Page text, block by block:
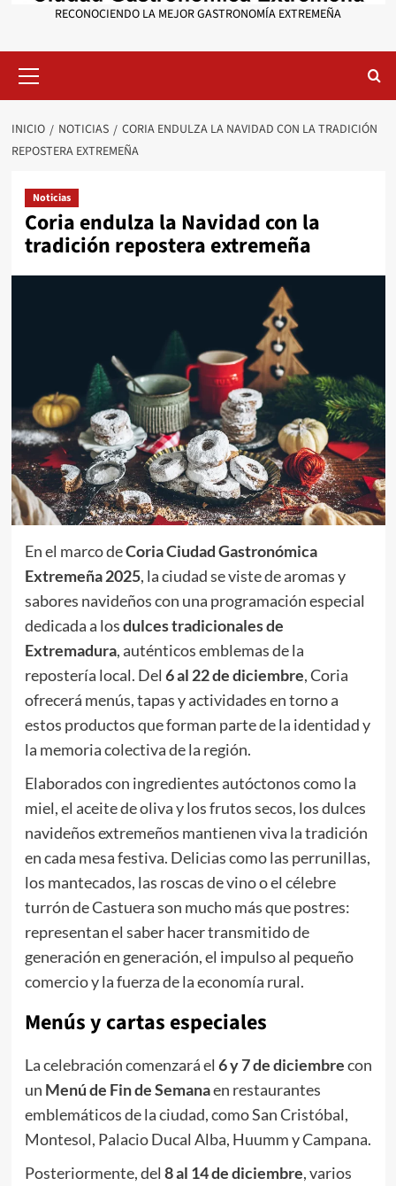
RECONOCIENDO LA MEJOR GASTRONOMÍA EXTREMEÑA
primario
INICIO NOTICIAS
CORIA ENDULZA LA NAVIDAD CON LA TRADICIÓN
REPOSTERA EXTREMEÑA
Noticias
Coria endulza la Navidad con la
tradición repostera extremeña
En el marco deCoria Ciudad Gastronómica
Extremeña 2025, la ciudad se viste de aromas y
sabores navideños con una programación especial
dedicada a losdulces tradicionales de
Extremadura, auténticos emblemas de la
repostería local. Del 6 al 22 de diciembre, Coria
ofrecerá menús, tapas y actividades en torno a
estos productos que forman parte de la identidad y
la memoria colectiva de la región.
Elaborados con ingredientes autóctonos como la
miel, el aceite de oliva y los frutos secos, los dulces
navideños extremeños mantienen viva la tradición
en cada mesa festiva. Delicias como las perrunillas,
los mantecados, las roscas de vino o el célebre
turrón de Castuera son mucho más que postres:
representan el saber hacer transmitido de
generación en generación, el impulso al pequeño
comercio y la fuerza de la economía rural.
Menús y cartas especiales
La celebración comenzará el 6 y 7 de diciembrecon
un Menú de Fin de Semanaen restaurantes
emblemáticos de la ciudad, como San Cristóbal,
Montesol, Palacio Ducal Alba, Huumm y Campana.
Posteriormente, del 8 al 14 de diciembre, varios